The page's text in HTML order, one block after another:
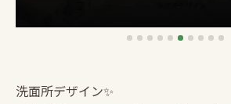
洗面所デザイン✨